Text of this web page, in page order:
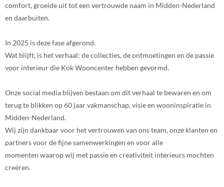
comfort, groeide uit tot een vertrouwde naam in Midden-Nederland
en daarbuiten.
In 2025 is deze fase afgerond.
Wat blijft, is het verhaal: de collecties, de ontmoetingen en de passie
voor interieur die Kok Wooncenter hebben gevormd.
Onze social media blijven bestaan om dit verhaal te bewaren en om
terug te blikken op 60 jaar vakmanschap, visie en wooninspiratie in
Midden-Nederland.
Wij zijn dankbaar voor het vertrouwen van ons team, onze klanten en
partners voor de fijne samenwerkingen en voor alle
momenten waarop wij met passie en creativiteit interieurs mochten
creëren.